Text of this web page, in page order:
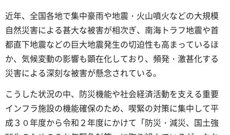
近年、全国各地で集中豪雨や地震・火山噴火などの大規模
自然災害による甚大な被害が相次ぎ、南海トラフ地震や首
都直下地震などの巨大地震発生の切迫性も高まっているほ
か、気候変動の影響も顕在化しており、頻発・激甚化する
災害による深刻な被害が懸念されている。
こうした状況の中、防災機能や社会経済活動を支える重要
インフラ施設の機能確保のため、喫緊の対策に集中して平
成３０年度から令和２年度にかけて「防災・減災、国土強